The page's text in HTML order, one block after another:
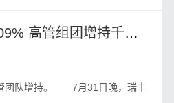
瑞丰银行营收连降三季不良贷款率升至1.09% 高管组团增持千万元年内股价跌7%跑输同行
管团队增持。 7月31日晚，瑞丰